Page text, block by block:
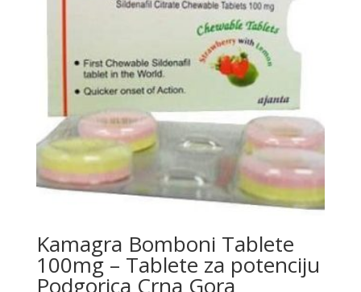
Kamagra Bomboni Tablete
100mg – Tablete za potenciju
Podgorica Crna Gora